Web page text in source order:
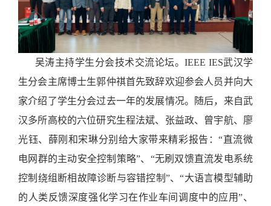
吴涛主持学生分会技术交流论坛。IEEE IES武汉学
生分会主席博士生郭仲祺首先致辞欢迎参会人员并向大
家介绍了学生分会过去一年的发展情况。随后，来自武
汉多所高校的六位研究生程法斌、张益政、曾宇航、廖
光钰、薛刚和宋琳分别给大家带来精彩报告：“直流微
电网群的主动安全控制策略”、“无刷双馈直流发电系统
控制绕组断相故障诊断与容错控制”、“大语言模型辅助
的人类反馈深度强化学习在作业车间调度中的应用”、